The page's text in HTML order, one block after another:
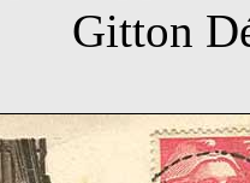
Gitton